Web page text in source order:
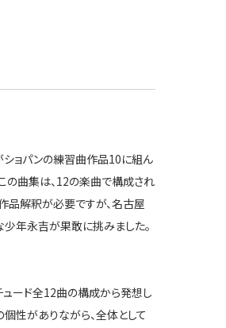
ョパンの練習曲作品10に組ん
の曲集は、12の楽曲で構成され
品解釈が必要ですが、名古屋
年永吉が果敢に挑みました。
ュード全12曲の構成から発想し
個性がありながら、全体として